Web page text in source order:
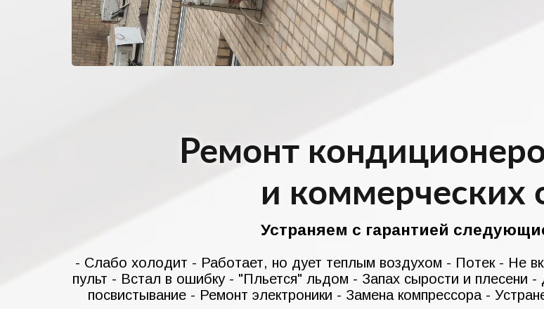
Ремонт
и коммерческих
Устраняем с гарантией
- Слабо холодит - Работает, но дует теплым воздухом - Потек - Не
пульт - Встал в ошибку - "Пльется" льдом - Запах сырости и плесени
посвистывание - Ремонт электроники - Замена компрессора -